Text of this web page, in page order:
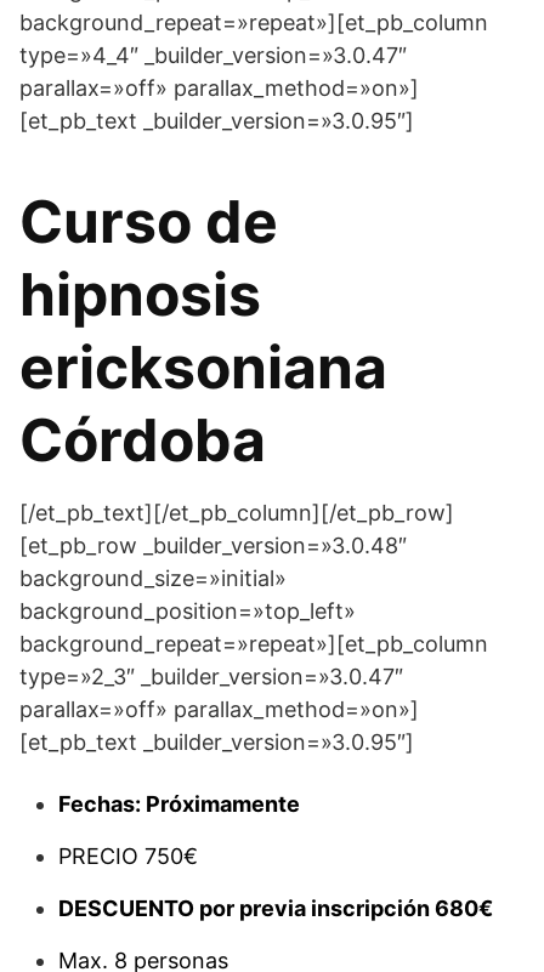
background_repeat=»repeat»][et_pb_column
type=»4_4″ _builder_version=»3.0.47″
parallax=»off» parallax_method=»on»]
[et_pb_text _builder_version=»3.0.95″]
Curso de
hipnosis
ericksoniana
Córdoba
[/et_pb_text][/et_pb_column][/et_pb_row]
[et_pb_row _builder_version=»3.0.48″
background_size=»initial»
background_position=»top_left»
background_repeat=»repeat»][et_pb_column
type=»2_3″ _builder_version=»3.0.47″
parallax=»off» parallax_method=»on»]
[et_pb_text _builder_version=»3.0.95″]
Fechas: Próximamente
PRECIO 750€
DESCUENTO por previa inscripción 680€
Max. 8 personas